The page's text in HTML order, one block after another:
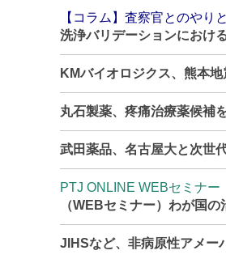
【コラム】査察官とのやり
洗浄バリデーションにおけ
KMバイオロジクス、熊本
丸石製薬、疼痛治療薬候
武田薬品、名古屋大と次世
PTJ ONLINE WEBセミナー
（WEBセミナー）わが国
JIHSなど、非病原性アメ